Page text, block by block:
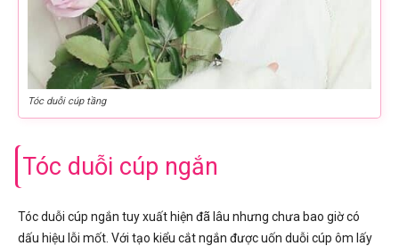
Tóc duỗi cúp tầng
Tóc duỗi cúp ngắn
Tóc duỗi cúp ngắn tuy xuất hiện đã lâu nhưng chưa bao giờ có
dấu hiệu lỗi mốt. Với tạo kiểu cắt ngắn được uốn duỗi cúp ôm lấy